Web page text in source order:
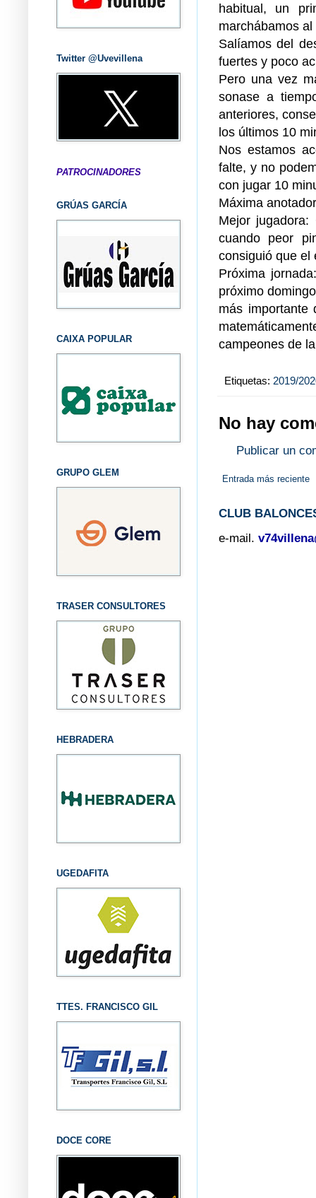
habitual, un
marchábamos
Salíamos del
fuertes y poco
Pero una vez
sonase a
anteriores,
los últimos 10
Nos estamos
falte, y no
con jugar 10
Máxima
Mejor
cuando peor
consiguió que el
Próxima
próximo
más importante
campeones de
Etiquetas: 2019/
No hay
Publicar un
Entrada más reciente
CLUB
e-mail.
Twitter @Uvevillena
PATROCINADORES
GRÚAS GARCÍA
CAIXA POPULAR
GRUPO GLEM
TRASER CONSULTORES
HEBRADERA
UGEDAFITA
TTES. FRANCISCO GIL
DOCE CORE